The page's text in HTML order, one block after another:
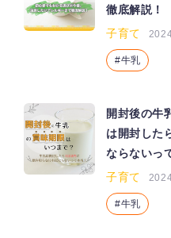
徹底解説！
子育て
牛乳
開封後の牛
は開封した
ならないっ
子育て
牛乳